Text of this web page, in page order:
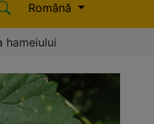
Română
hameiului